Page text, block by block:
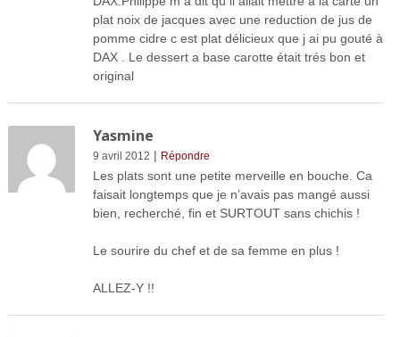
plat noix de jacques avec une reduction de jus de
pomme cidre c est plat délicieux que j ai pu gouté à
DAX . Le dessert a base carotte était trés bon et
original
Yasmine
9 avril 2012 | Répondre
Les plats sont une petite merveille en bouche. Ca
faisait longtemps que je n’avais pas mangé aussi
bien, recherché, fin et SURTOUT sans chichis !
Le sourire du chef et de sa femme en plus !
ALLEZ-Y !!